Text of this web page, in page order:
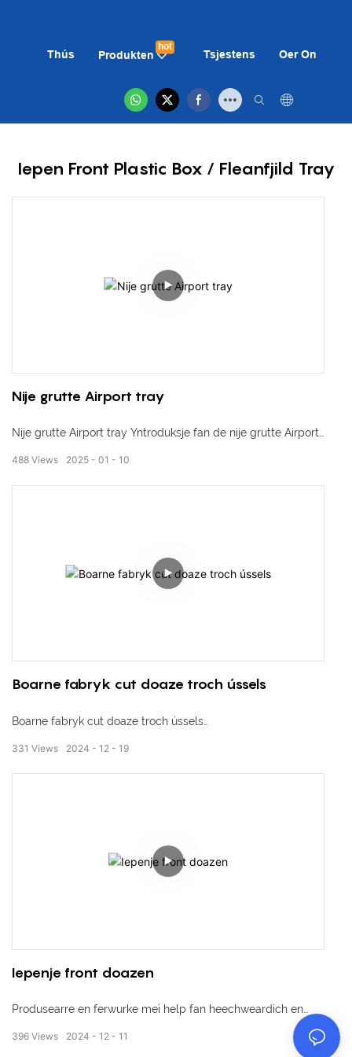
Thús Produkten
hot
Tsjestens Oer On
Iepen Front Plastic Box / Fleanfjild Tray
Nije grutte Airport tray
Nije grutte Airport tray Yntroduksje fan de nije grutte Airport
harren besittings. Dizze gruttere lade biedt mear romte foar
2025 01 10
488 Views
Boarne fabryk cut doaze troch ússels
Boarne fabryk cut doaze troch ússels
Oanpast neffens klanteasken
2024 12 19
331 Views
Iepenje front doazen
Produsearre en ferwurke mei help fan heechweardich en
alkaliresistant Resistant foar oalje vlekken, net-fergiftich en
2024 12 11
396 Views